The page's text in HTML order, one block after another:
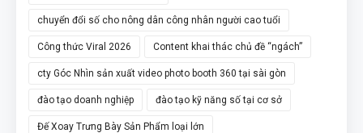
chuyển đổi số cho nông dân công nhân người cao tuổi
Công thức Viral 2026 Content khai thác chủ đề “ngách”
cty Góc Nhìn sản xuất video photo booth 360 tại sài gòn
đào tạo doanh nghiệp đào tạo kỹ năng số tại cơ sở
Đế Xoay Trưng Bày Sản Phẩm loại lớn